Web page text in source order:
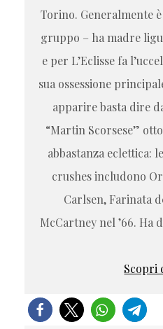
Torino. Generalmente
gruppo – ha madre
e per L’Eclisse fa
sua ossessione
apparire basta dire
“Martin Scorsese”
abbastanza eclettica:
crushes includono
Carlsen, Farinata
McCartney nel ’66. Ha
Scopri